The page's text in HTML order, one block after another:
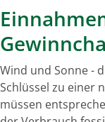
Wind und Sonne -
Schlüssel zu einer
müssen